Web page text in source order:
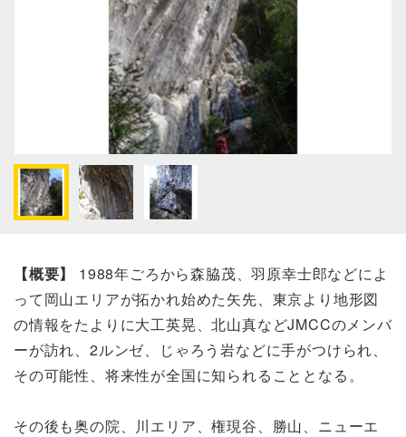
【概要】 1988年ごろから森脇茂、羽原幸士郎などによ
って岡山エリアが拓かれ始めた矢先、東京より地形図
の情報をたよりに大工英晃、北山真などJMCCのメンバ
ーが訪れ、2ルンゼ、じゃろう岩などに手がつけられ、
その可能性、将来性が全国に知られることとなる。
その後も奥の院、川エリア、権現谷、勝山、ニューエ